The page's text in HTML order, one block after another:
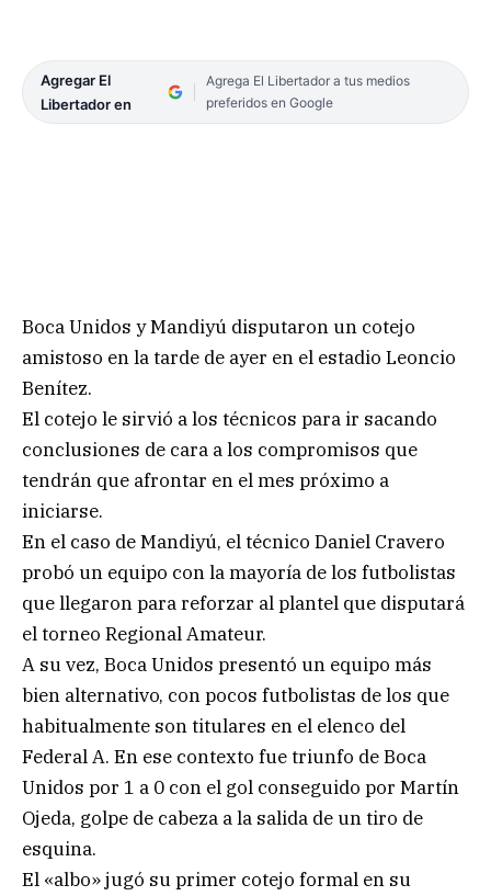
Agregar El
Libertador en
Agrega El Libertador a tus medios
preferidos en Google
Boca Unidos y Mandiyú disputaron un cotejo
amistoso en la tarde de ayer en el estadio Leoncio
Benítez.
El cotejo le sirvió a los técnicos para ir sacando
conclusiones de cara a los compromisos que
tendrán que afrontar en el mes próximo a
iniciarse.
En el caso de Mandiyú, el técnico Daniel Cravero
probó un equipo con la mayoría de los futbolistas
que llegaron para reforzar al plantel que disputará
el torneo Regional Amateur.
A su vez, Boca Unidos presentó un equipo más
bien alternativo, con pocos futbolistas de los que
habitualmente son titulares en el elenco del
Federal A. En ese contexto fue triunfo de Boca
Unidos por 1 a 0 con el gol conseguido por Martín
Ojeda, golpe de cabeza a la salida de un tiro de
esquina.
El «albo» jugó su primer cotejo formal en su